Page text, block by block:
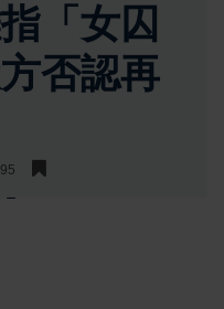
「女囚
否認再